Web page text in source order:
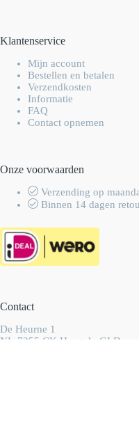
Klantenservice
Mijn account
Bestellen en betalen
Verzendkosten
Informatie
FAQ
Contact opnemen
Onze voorwaarden
Verzending op
Binnen 14 dagen
Contact
De Heurne 1
NL-7255 CK Hengelo GLD